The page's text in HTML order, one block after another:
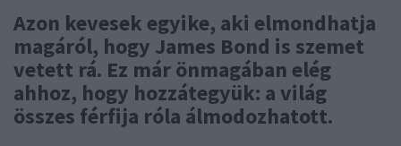
Azon kevesek egyike, aki elmondhatja
magáról, hogy James Bond is szemet
vetett rá. Ez már önmagában elég
ahhoz, hogy hozzátegyük: a világ
összes férfija róla álmodozhatott.